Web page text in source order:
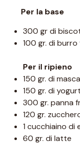
Per la base
300 gr di
100 gr. di burro
Per il ripieno
150 gr. di
150 gr. di
300 gr. panna
120 gr.
1 cucchiaino di
60 gr. di latte